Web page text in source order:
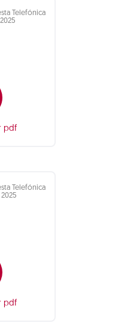
Telefónica
pdf
Telefónica
pdf